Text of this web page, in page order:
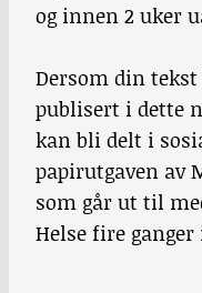
og innen 2 uker
Dersom din
publisert i dette
kan bli delt i
papirutgaven av
som går ut til
Helse fire ganger